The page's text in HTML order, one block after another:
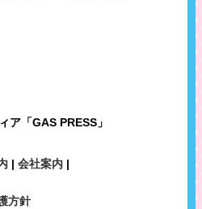
ア「GAS PRESS」
| 会社案内 |
方針